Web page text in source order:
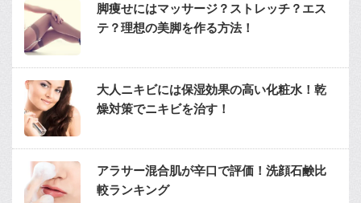
脚痩せにはマッサージ？ストレッチ？エス
テ？理想の美脚を作る方法！
大人ニキビには保湿効果の高い化粧水！乾
燥対策でニキビを治す！
アラサー混合肌が辛口で評価！洗顔石鹸比
較ランキング